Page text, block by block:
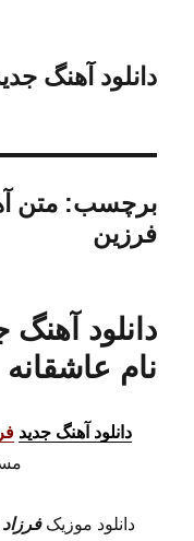
دانلود آهنگ
برچسب:متن
فرزین
دانلود
نام عاشقانه
دانلود آهنگ جدید
دانلود موزیک